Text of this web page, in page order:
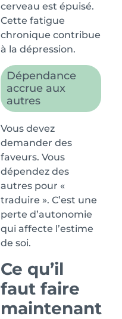
cerveau est épuisé.
Cette fatigue
chronique contribue
à la dépression.
Dépendance
accrue aux
autres
Vous devez
demander des
faveurs. Vous
dépendez des
autres pour «
traduire ». C’est une
perte d’autonomie
qui affecte l’estime
de soi.
Ce qu’il
faut faire
maintenant